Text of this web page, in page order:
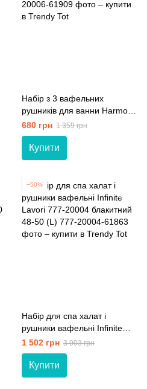
Набір з 3 вафельних
рушників для ванни Harmony
Lavori 777-20006 білий
680 грн 1 359 грн
Купити
−50%
Набір для спа халат і
рушники вафельні Infinite
Lavori 777-20004 блакитний
48-50 (L)
1 502 грн 3 003 грн
Купити